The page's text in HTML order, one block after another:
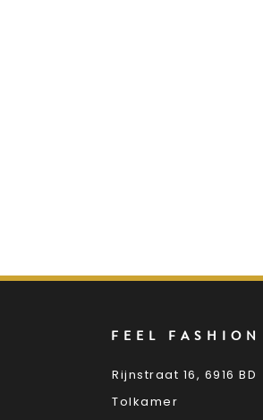
FEEL FASHION
Rijnstraat 16, 6916 BD
Tolkamer